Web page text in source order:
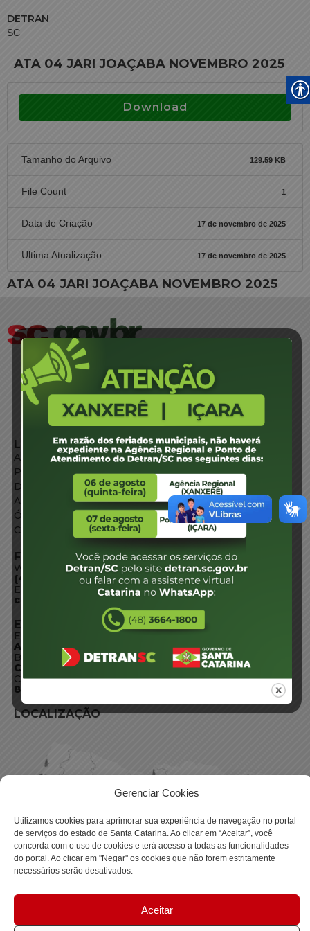
Gerenciar Cookies
Utilizamos cookies para aprimorar sua experiência de navegação no portal
de serviços do estado de Santa Catarina. Ao clicar em “Aceitar”, você
concorda com o uso de cookies e terá acesso a todas as funcionalidades
do portal. Ao clicar em "Negar" os cookies que não forem estritamente
necessários serão desativados.
Aceitar
DETRAN
SC
ATA 04 JARI JOAÇABA NOVEMBRO 2025
Download
Tamanho do Arquivo 129.59 KB
File Count 1
Data de Criação 17 de novembro de 2025
Ultima Atualização 17 de novembro de 2025
ATA 04 JARI JOAÇABA NOVEMBRO 2025
LINKS EXTERNOS
Agência de Notícias
Portal de Serviços
Diário Oficial
Acesso à Informação
Órgãos do Governo
Conheça SC
FALE CONOSCO
WhatsApp:
(48) 3664-1800
E-mail:
centraldeinformacoes@detran.sc.gov.br
ENDEREÇO
Endereço:
Av. Almirante Tamandaré - 480
Bairro:
Coqueiros, Florianópolis SC
CEP:
88.080-160
LOCALIZAÇÃO